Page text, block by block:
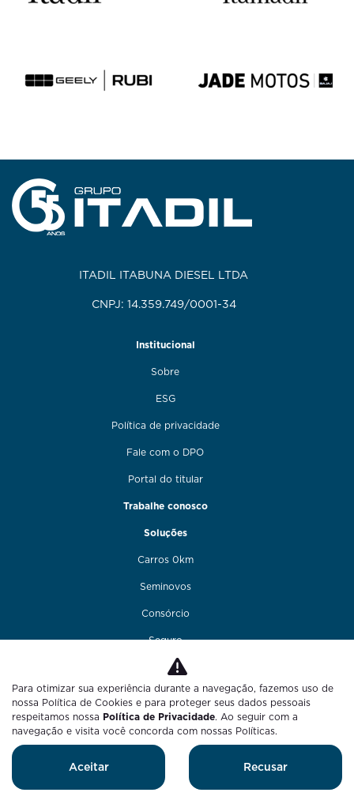
ITADIL ITABUNA DIESEL LTDA
CNPJ: 14.359.749/0001-34
Institucional
Sobre
ESG
Política de privacidade
Fale com o DPO
Portal do titular
Trabalhe conosco
Soluções
Carros 0km
Seminovos
Consórcio
Seguro
Financiamento
Funilaria e pintura
Fale conosco
Blog
Desenvolvido pela DEALERSPACE ® Direitos Reservados.
Para otimizar sua experiência durante a navegação, fazemos uso de
nossa Política de Cookies e para proteger seus dados pessoais
respeitamos nossa Política de Privacidade. Ao seguir com a
navegação e visita você concorda com nossas Políticas.
Aceitar Recusar